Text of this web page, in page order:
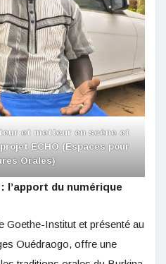
et metteur en scène et
ECHO (Espaces pour
Orales)
du numérique
Goethe-Institut et présenté au
Ouédraogo, offre une